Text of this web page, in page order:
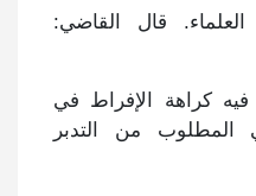
قال القاضي:
كراهة الإفراط في
المطلوب من التدبر